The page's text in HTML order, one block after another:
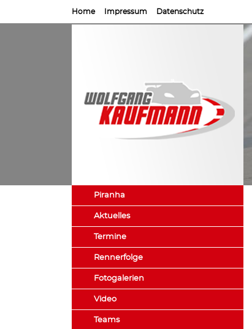
Home Impressum Datenschutz
Piranha
Aktuelles
Termine
Rennerfolge
Fotogalerien
Video
Teams